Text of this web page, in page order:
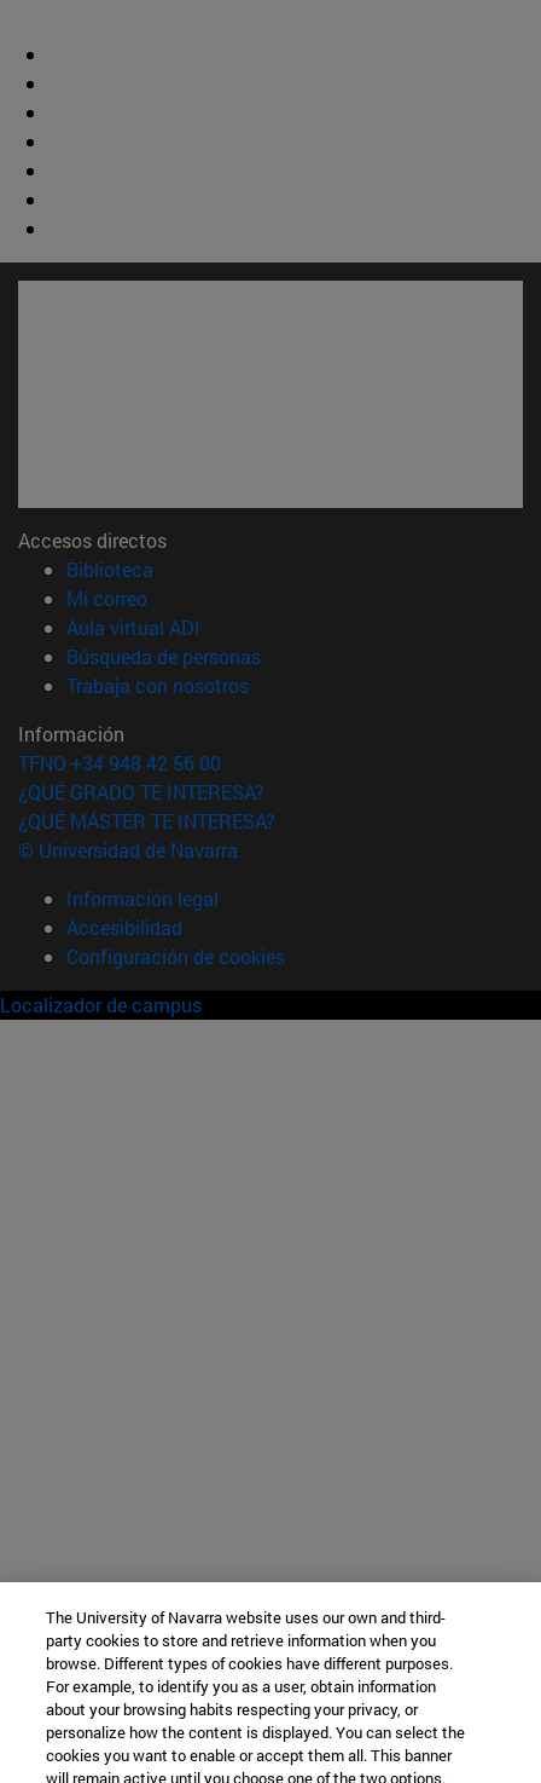
Accesos directos
Biblioteca
Mi correo(abre en nueva ventana)
Aula virtual ADI
Búsqueda de personas(abre en nueva ventana)
Trabaja con nosotros(abre en nueva ventana)
Información
TFNO +34 948 42 56 00
¿QUÉ GRADO TE INTERESA?
¿QUÉ MÁSTER TE INTERESA?
© Universidad de Navarra
Información legal
Accesibilidad
Configuración de cookies
Localizador de campus
The University of Navarra website uses our own and third-
party cookies to store and retrieve information when you
browse. Different types of cookies have different purposes.
For example, to identify you as a user, obtain information
about your browsing habits respecting your privacy, or
personalize how the content is displayed. You can select the
cookies you want to enable or accept them all. This banner
will remain active until you choose one of the two options.